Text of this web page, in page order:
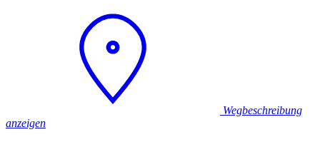
Wegbeschreibung
anzeigen